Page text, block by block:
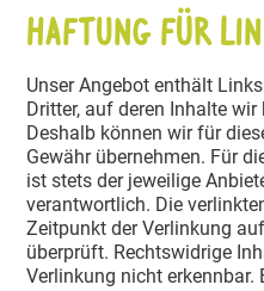
Haftung für
Unser Angebot enthält
Dritter, auf deren Inhalte
Deshalb können wir für
Gewähr übernehmen. Für
ist stets der jeweilige
verant­wortlich. Die
Zeitpunkt der Verlinkung
überprüft. Rechts­widrige
Verlinkung nicht